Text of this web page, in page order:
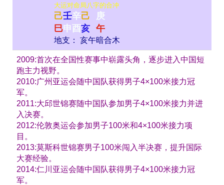
大运对命局八字的合冲
己壬辛己
庚
巳申 酉亥 午
地支： 亥午暗合木
2009:首次在全国性赛事中崭露头角，逐步进入中国短
跑主力视野。
2010:广州亚运会随中国队获得男子4×100米接力冠
军。
2011:大邱世锦赛随中国队参加男子4×100米接力并进
入决赛。
2012:伦敦奥运会参加男子100米和4×100米接力项
目。
2013:莫斯科世锦赛男子100米闯入半决赛，提升国际
大赛经验。
2014:仁川亚运会随中国队获得男子4×100米接力冠
军。